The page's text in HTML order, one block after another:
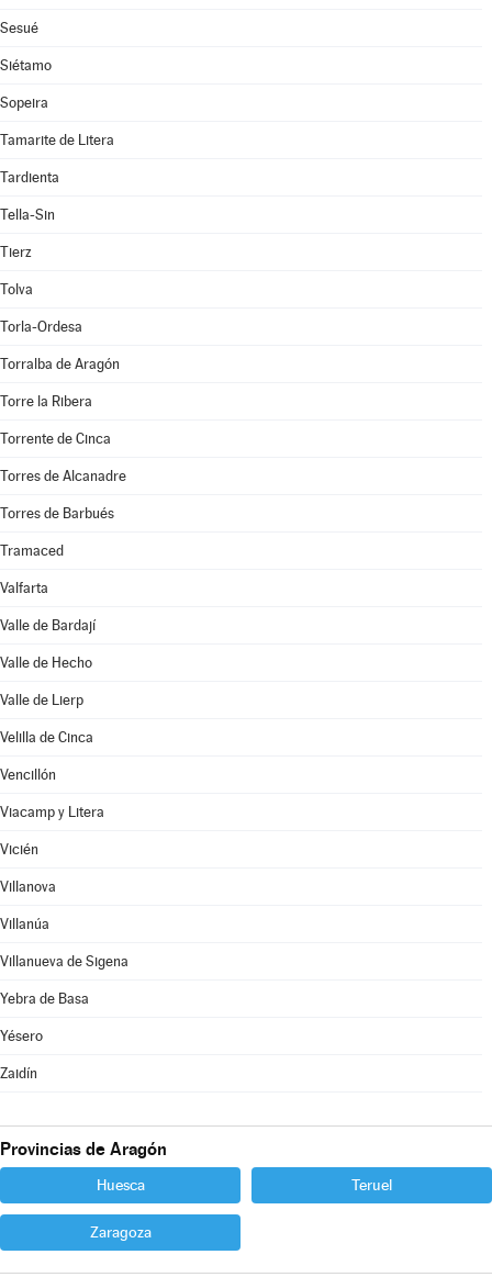
Sesué
Siétamo
Sopeira
Tamarite de Litera
Tardienta
Tella-Sin
Tierz
Tolva
Torla-Ordesa
Torralba de Aragón
Torre la Ribera
Torrente de Cinca
Torres de Alcanadre
Torres de Barbués
Tramaced
Valfarta
Valle de Bardají
Valle de Hecho
Valle de Lierp
Velilla de Cinca
Vencillón
Viacamp y Litera
Vicién
Villanova
Villanúa
Villanueva de Sigena
Yebra de Basa
Yésero
Zaidín
Provincias de Aragón
Huesca Teruel
Zaragoza